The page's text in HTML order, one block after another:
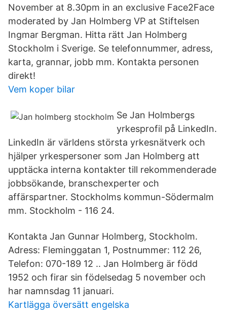
November at 8.30pm in an exclusive Face2Face
moderated by Jan Holmberg VP at Stiftelsen
Ingmar Bergman. Hitta rätt Jan Holmberg
Stockholm i Sverige. Se telefonnummer, adress,
karta, grannar, jobb mm. Kontakta personen
direkt!
Vem koper bilar
Se Jan Holmbergs
yrkesprofil på LinkedIn.
LinkedIn är världens största yrkesnätverk och
hjälper yrkespersoner som Jan Holmberg att
upptäcka interna kontakter till rekommenderade
jobbsökande, branschexperter och
affärspartner. Stockholms kommun-Södermalm
mm. Stockholm - 116 24.
Kontakta Jan Gunnar Holmberg, Stockholm.
Adress: Fleminggatan 1, Postnummer: 112 26,
Telefon: 070-189 12 .. Jan Holmberg är född
1952 och firar sin födelsedag 5 november och
har namnsdag 11 januari.
Kartlägga översätt engelska